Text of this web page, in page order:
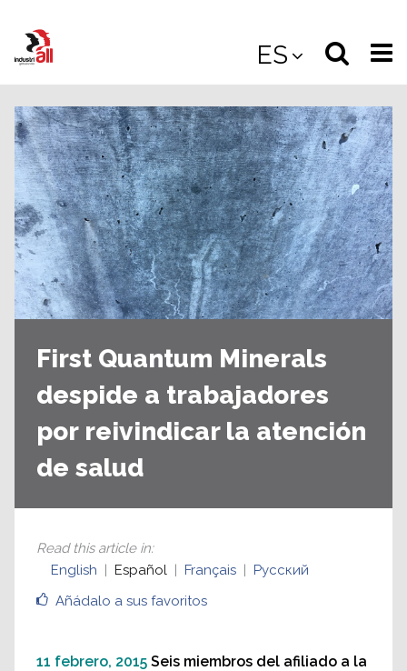
main
ES
Select
the
site
First Quantum Minerals
despide a trabajadores
por reivindicar la atención
de salud
Añádalo a sus favoritos
Read this article in:
English
Español Français Русский
11 febrero, 2015 Seis miembros del afiliado a la